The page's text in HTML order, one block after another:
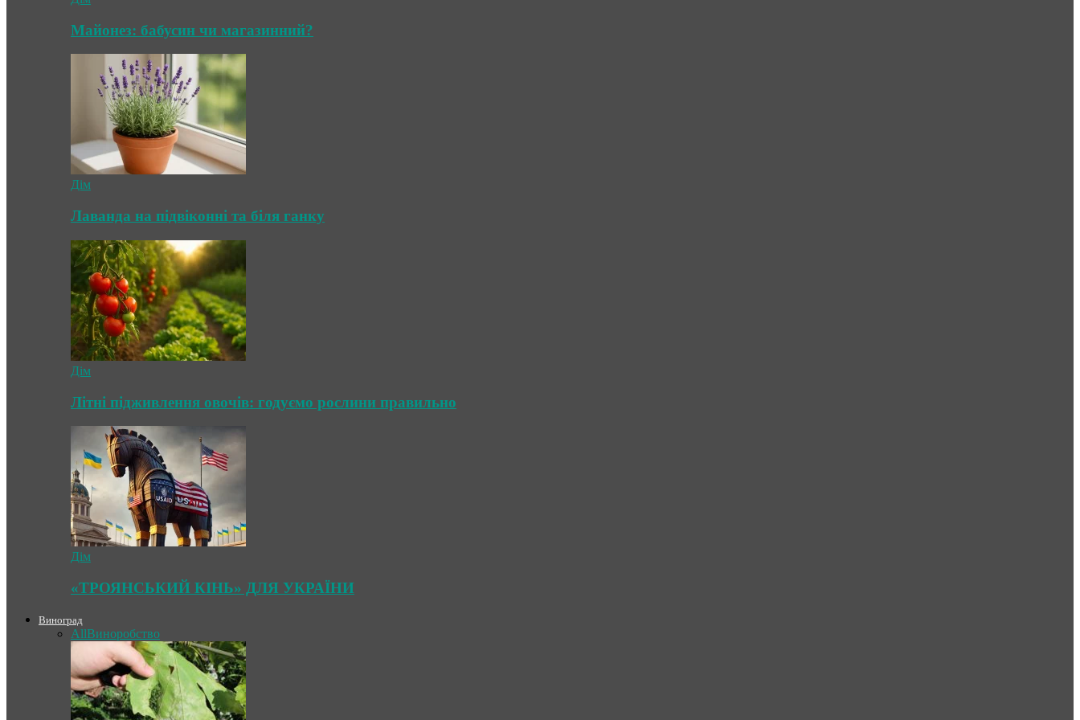
Майонез: бабусин чи магазинний?
Дім
Лаванда на підвіконні та біля ганку
Дім
Літні підживлення овочів: годуємо рослини правильно
Дім
«ТРОЯНСЬКИЙ КІНЬ» ДЛЯ УКРАЇНИ
Виноград
AllВиноробство